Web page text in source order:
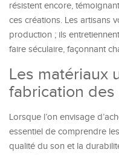
résistent encore,
ces créations. Les artisans
production ; ils
faire séculaire, façonnant
Les matériaux
fabrication des
Lorsque l’on envisage
essentiel de comprendre les
qualité du son et la